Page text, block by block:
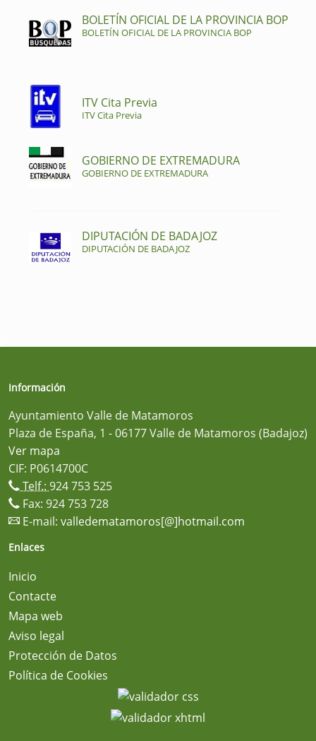
BOLETÍN OFICIAL DE LA PROVINCIA BOP
BOLETÍN OFICIAL DE LA PROVINCIA BOP
ITV Cita Previa
ITV Cita Previa
GOBIERNO DE EXTREMADURA
GOBIERNO DE EXTREMADURA
DIPUTACIÓN DE BADAJOZ
DIPUTACIÓN DE BADAJOZ
Información
Ayuntamiento Valle de Matamoros
Plaza de España, 1 - 06177 Valle de Matamoros (Badajoz)
Ver mapa
CIF: P0614700C
Telf.: 924 753 525
Fax: 924 753 728
E-mail: valledematamoros[@]hotmail.com
Enlaces
Inicio
Contacte
Mapa web
Aviso legal
Protección de Datos
Política de Cookies